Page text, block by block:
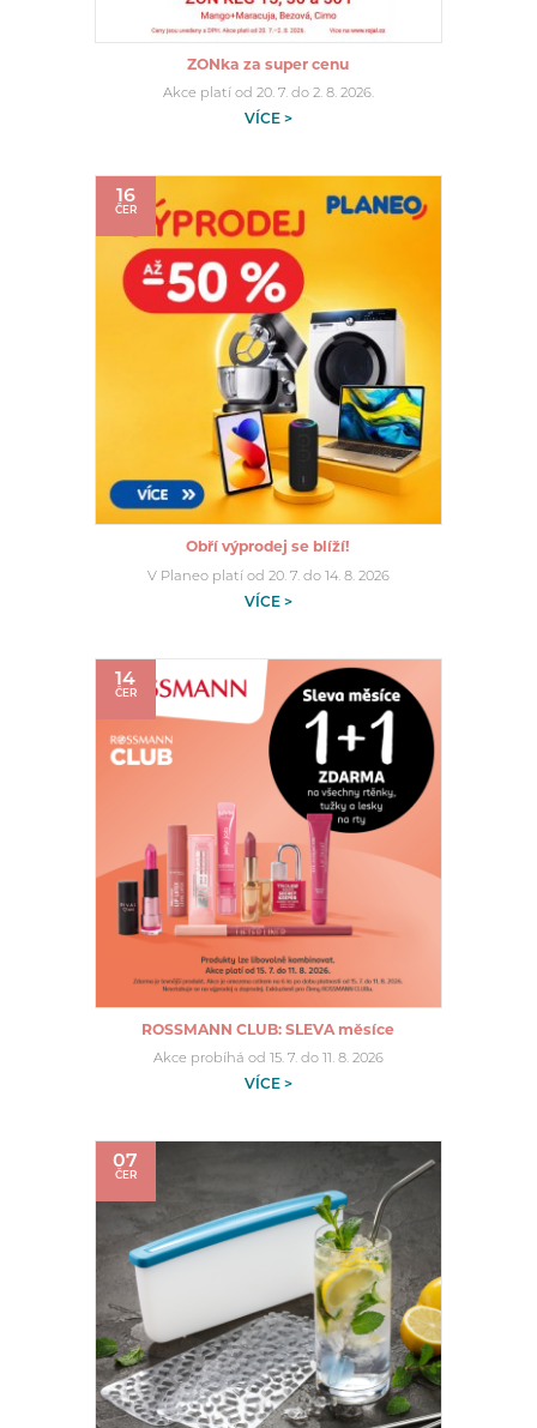
ZONka za super cenu
Akce platí od 20. 7. do 2. 8. 2026.
VÍCE >
16
ČER
Obří výprodej se blíží!
V Planeo platí od 20. 7. do 14. 8. 2026
VÍCE >
14
ČER
ROSSMANN CLUB: SLEVA měsíce
Akce probíhá od 15. 7. do 11. 8. 2026
VÍCE >
07
ČER